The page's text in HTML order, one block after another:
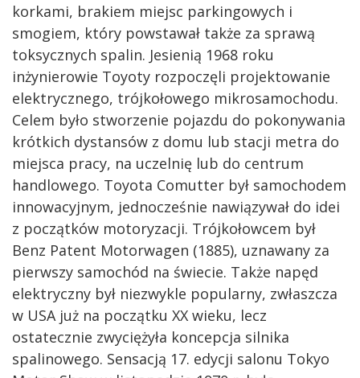
korkami, brakiem miejsc parkingowych i
smogiem, który powstawał także za sprawą
toksycznych spalin. Jesienią 1968 roku
inżynierowie Toyoty rozpoczęli projektowanie
elektrycznego, trójkołowego mikrosamochodu.
Celem było stworzenie pojazdu do pokonywania
krótkich dystansów z domu lub stacji metra do
miejsca pracy, na uczelnię lub do centrum
handlowego. Toyota Comutter był samochodem
innowacyjnym, jednocześnie nawiązywał do idei
z początków motoryzacji. Trójkołowcem był
Benz Patent Motorwagen (1885), uznawany za
pierwszy samochód na świecie. Także napęd
elektryczny był niezwykle popularny, zwłaszcza
w USA już na początku XX wieku, lecz
ostatecznie zwyciężyła koncepcja silnika
spalinowego. Sensacją 17. edycji salonu Tokyo